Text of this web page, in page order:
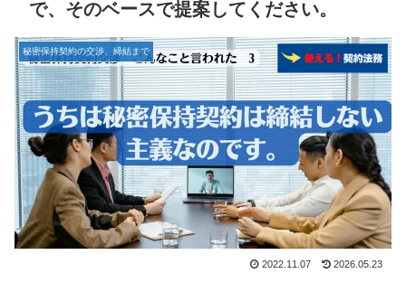
で、そのベースで提案してください。
秘密保持契約の交渉、締結まで
2022.11.07 2026.05.23